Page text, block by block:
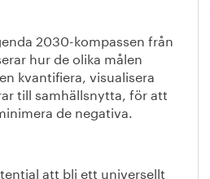
2030-kompassen från
hur de olika målen
kvantifiera, visualisera
till samhällsnytta, för att
de negativa.
att bli ett universellt